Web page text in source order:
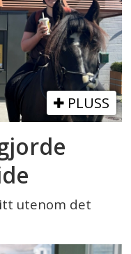
PLUSS
utenom det